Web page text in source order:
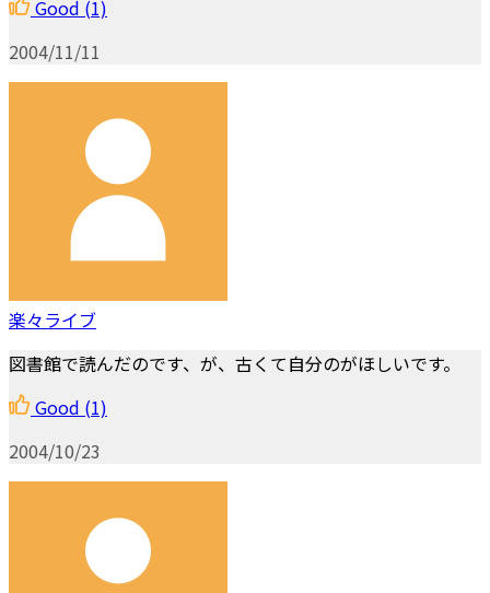
Good (1)
2004/11/11
楽々ライブ
図書館で読んだのです、が、古くて自分のがほしいです。
Good (1)
2004/10/23